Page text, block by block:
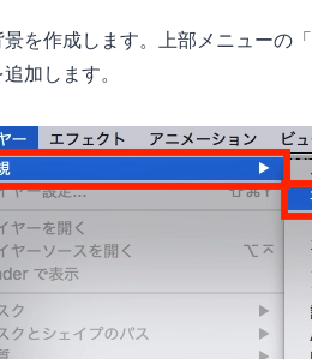
景を作成します。上部メニューの「
加します。